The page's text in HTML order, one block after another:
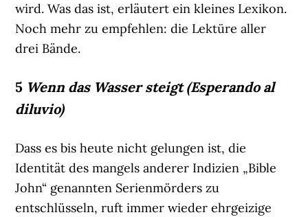
wird. Was das ist, erläutert ein kleines Lexikon.
Noch mehr zu empfehlen: die Lektüre aller
drei Bände.
5 Wenn das Wasser steigt (Esperando al
diluvio)
Dass es bis heute nicht gelungen ist, die
Identität des mangels anderer Indizien „Bible
John“ genannten Serienmörders zu
entschlüsseln, ruft immer wieder ehrgeizige